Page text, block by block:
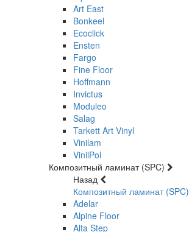
Art East
Bonkeel
Ecoclick
Ensten
Fargo
Fine Floor
Hoffmann
Invictus
Moduleo
Salag
Tarkett Art Vinyl
Vinilam
VinilPol
Композитный ламинат (SPC)
Назад
Композитный ламинат (SPC)
Adelar
Alpine Floor
Alta Step